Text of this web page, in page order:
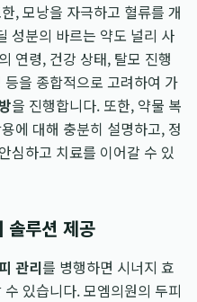
, 모낭을 자극하고 혈류를 개
성분의 바르는 약도 널리 사
연령, 건강 상태, 탈모 진행
을 종합적으로 고려하여 가
을 진행합니다. 또한, 약물 복
에 대해 충분히 설명하고, 정
심하고 치료를 이어갈 수 있
솔루션 제공
관리를 병행하면 시너지 효
있습니다. 모엠의원의 두피